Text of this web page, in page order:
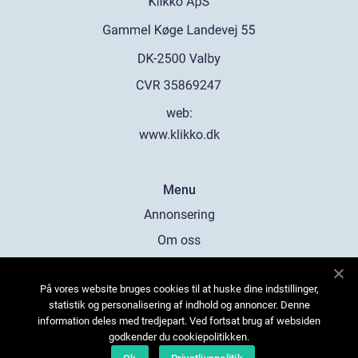
web:
www.klikko.dk
Menu
Annonsering
Om oss
Kontakta oss
Sitemap
På vores website bruges cookies til at huske dine indstillinger,
statistik og personalisering af indhold og annoncer. Denne
information deles med tredjepart. Ved fortsat brug af websiden
godkender du cookiepolitikken.